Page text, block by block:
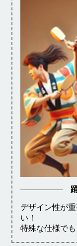
デザイン性が
い！
特殊な仕様で